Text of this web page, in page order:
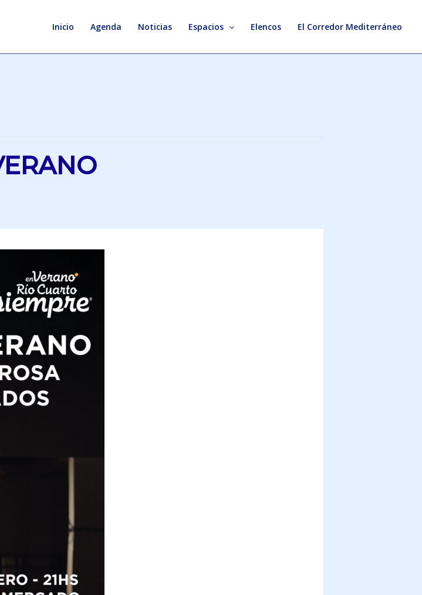
Inicio Agenda Noticias Espacios Elencos El Corredor Mediterráneo